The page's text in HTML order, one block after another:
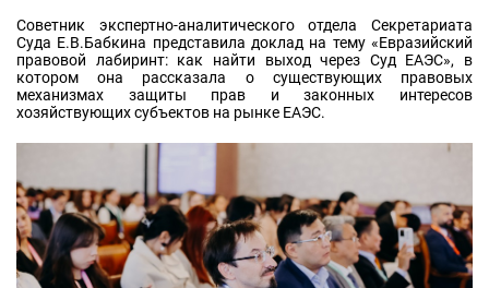
Советник экспертно-аналитического отдела Секретариата
Суда Е.В.Бабкина представила доклад на тему «Евразийский
правовой лабиринт: как найти выход через Суд ЕАЭС», в
котором она рассказала о существующих правовых
механизмах защиты прав и законных интересов
хозяйствующих субъектов на рынке ЕАЭС.